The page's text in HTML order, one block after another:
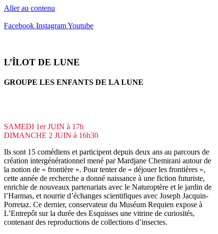
Aller au contenu
Facebook InstagramYoutube
L’ÎLOT DE LUNE
GROUPE LES ENFANTS DE LA LUNE
SAMEDI 1er JUIN à 17h
DIMANCHE 2 JUIN à 16h30
Ils sont 15 comédiens et participent depuis deux ans au parcours de
création intergénérationnel mené par Mardjane Chemirani autour de
la notion de « frontière ». Pour tenter de « déjouer les frontières »,
cette année de recherche a donné naissance à une fiction futuriste,
enrichie de nouveaux partenariats avec le Naturoptère et le jardin de
l’Harmas, et nourrie d’échanges scientifiques avec Joseph Jacquin-
Porretaz. Ce dernier, conservateur du Muséum Requien expose à
L’Entrepôt sur la durée des Esquisses une vitrine de curiosités,
contenant des reproductions de collections d’insectes.